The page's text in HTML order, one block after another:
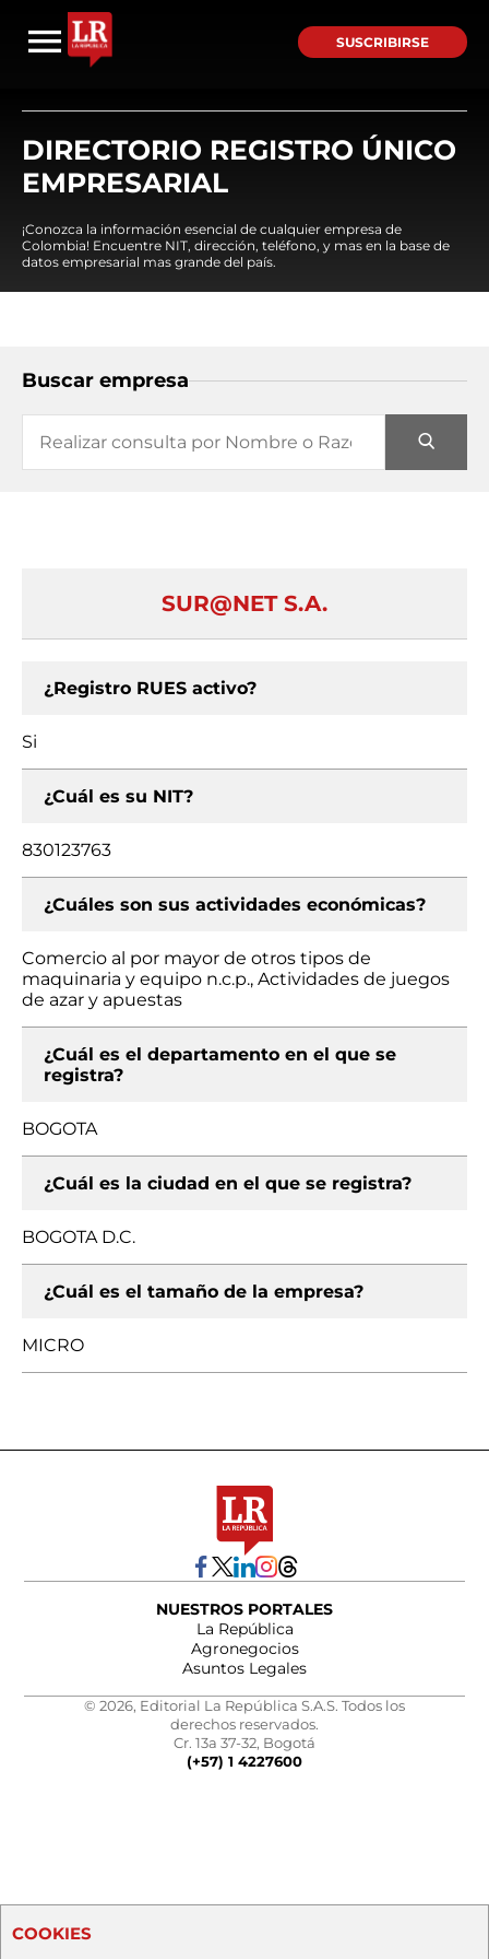
SUSCRIBIRSE
DIRECTORIO REGISTRO ÚNICO
EMPRESARIAL
¡Conozca la información esencial de cualquier empresa de
Colombia! Encuentre NIT, dirección, teléfono, y mas en la base de
datos empresarial mas grande del país.
Buscar empresa
SUR@NET S.A.
¿Registro RUES activo?
Si
¿Cuál es su NIT?
830123763
¿Cuáles son sus actividades económicas?
Comercio al por mayor de otros tipos de
maquinaria y equipo n.c.p., Actividades de juegos
de azar y apuestas
¿Cuál es el departamento en el que se
registra?
BOGOTA
¿Cuál es la ciudad en el que se registra?
BOGOTA D.C.
¿Cuál es el tamaño de la empresa?
MICRO
NUESTROS PORTALES
La República
Agronegocios
Asuntos Legales
© 2026, Editorial La República S.A.S. Todos los
derechos reservados.
Cr. 13a 37-32, Bogotá
(+57) 1 4227600
COOKIES